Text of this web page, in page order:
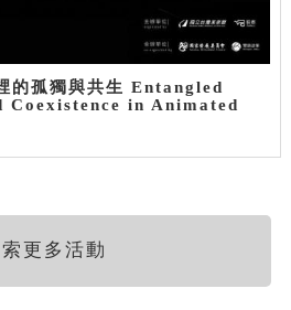
的孤獨與共生 Entangled
Coexistence in Animated
更多活動